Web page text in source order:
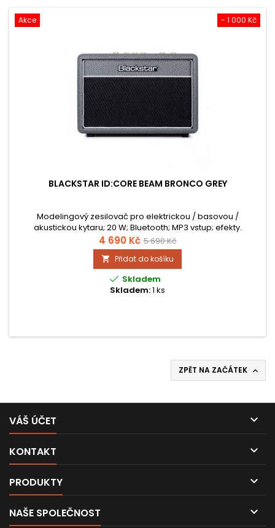
- 1 000 Kč
Akce
BLACKSTAR ID:CORE BEAM BRONCO GREY
Modelingový zesilovač pro elektrickou / basovou /
akustickou kytaru; 20 W; Bluetooth; MP3 vstup; efekty.
4 690 Kč 5 690 Kč
 Přidat do košíku
 Skladem
Skladem:1 ks
ZPĚT NA ZAČÁTEK 
VÁŠ ÚČET 
KONTAKT 
PRODUKTY 
NAŠE SPOLEČNOST 